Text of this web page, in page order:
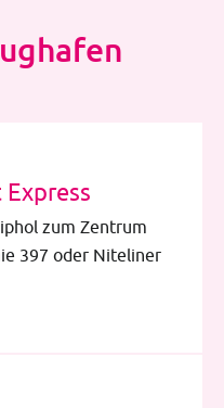
zum Zentrum
397 oder Niteliner